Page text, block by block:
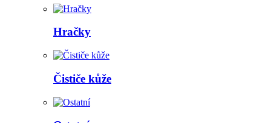
Hračky
Čističe kůže